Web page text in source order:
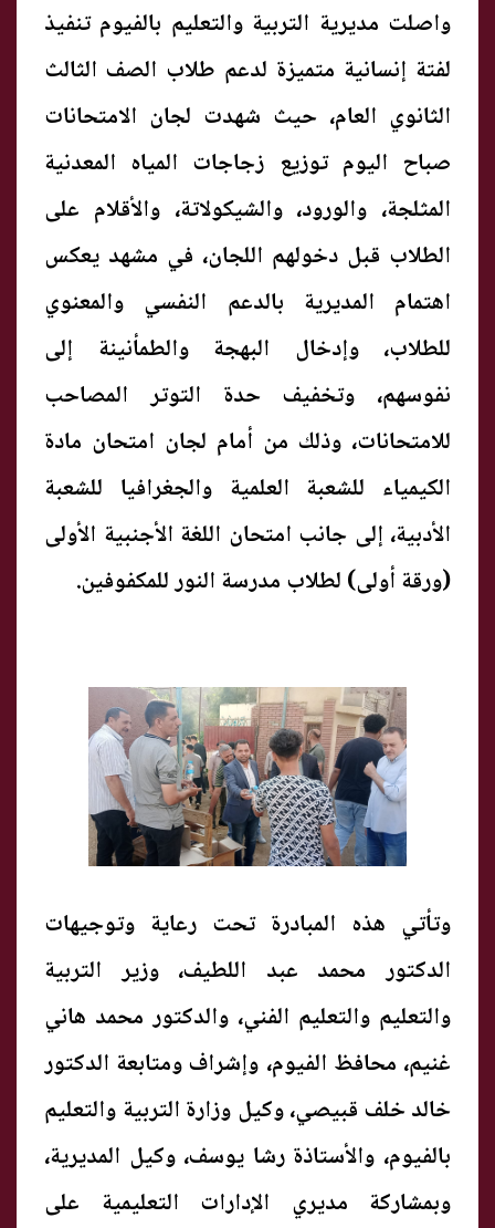
واصلت مديرية التربية والتعليم بالفيوم تنفيذ
لفتة إنسانية متميزة لدعم طلاب الصف الثالث
الثانوي العام، حيث شهدت لجان الامتحانات
صباح اليوم توزيع زجاجات المياه المعدنية
المثلجة، والورود، والشيكولاتة، والأقلام على
الطلاب قبل دخولهم اللجان، في مشهد يعكس
اهتمام المديرية بالدعم النفسي والمعنوي
للطلاب، وإدخال البهجة والطمأنينة إلى
نفوسهم، وتخفيف حدة التوتر المصاحب
للامتحانات، وذلك من أمام لجان امتحان مادة
الكيمياء للشعبة العلمية والجغرافيا للشعبة
الأدبية، إلى جانب امتحان اللغة الأجنبية الأولى
(ورقة أولى) لطلاب مدرسة النور للمكفوفين.
وتأتي هذه المبادرة تحت رعاية وتوجيهات
الدكتور محمد عبد اللطيف، وزير التربية
والتعليم والتعليم الفني، والدكتور محمد هاني
غنيم، محافظ الفيوم، وإشراف ومتابعة الدكتور
خالد خلف قبيصي، وكيل وزارة التربية والتعليم
بالفيوم، والأستاذة رشا يوسف، وكيل المديرية،
وبمشاركة مديري الإدارات التعليمية على